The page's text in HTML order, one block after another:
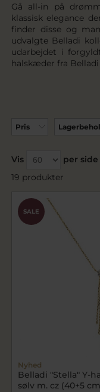
Gå all-in på
klassisk elegance
finder disse og
udvalgte Belladi
udarbejdet i
halskæder fra Belladi
Pris
Vis
per side
19 produkter
SALE
Nyhed
Belladi "Stella" Y-
sølv m. cz (40+5